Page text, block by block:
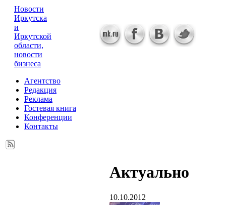
Новости
Иркутска
и
Иркутской
области,
новости
бизнеса
Агентство
Редакция
Реклама
Гостевая книга
Конференции
Контакты
Актуально
10.10.2012